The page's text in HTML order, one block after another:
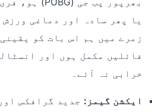
یا پھر سادہ اور دماغی
زمرے میں ہم اس بات کو
فائلیں مکمل ہوں اور
خرابی نہ آئے۔
ایکشن گیمز: جدید گرافکس